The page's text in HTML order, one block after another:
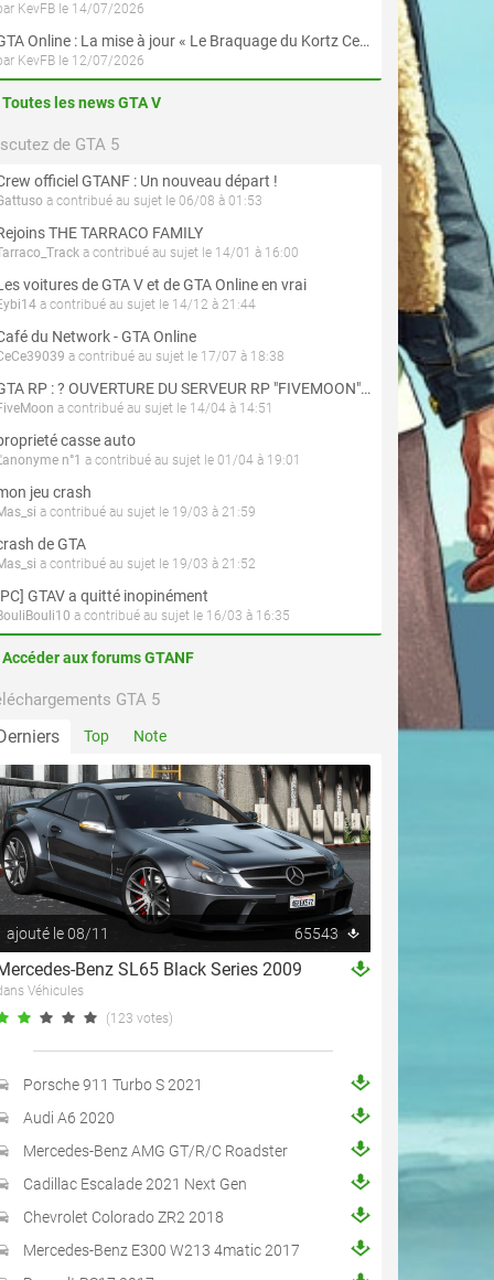
KevFB le 14/07/2026
GTA Online : La mise à jour « Le Braquage du Kortz Center » est disponible en préchargement sur PS5 et Xbox Series X|S
KevFB le 12/07/2026
Toutes les news GTA V
de GTA 5
officiel GTANF : Un nouveau départ !
a contribué au sujet le 06/08 à 01:53
THE TARRACO FAMILY
a contribué au sujet le 14/01 à 16:00
voitures de GTA V et de GTA Online en vrai
a contribué au sujet le 14/12 à 21:44
du Network - GTA Online
a contribué au sujet le 17/07 à 18:38
GTA RP : ? OUVERTURE DU SERVEUR RP "FIVEMOON"  ACCÈS LIBRE ?
a contribué au sujet le 14/04 à 14:51
casse auto
n°1 a contribué au sujet le 01/04 à 19:01
jeu crash
a contribué au sujet le 19/03 à 21:59
de GTA
a contribué au sujet le 19/03 à 21:52
GTAV a quitté inopinément
a contribué au sujet le 16/03 à 16:35
Accéder aux forums GTANF
GTA 5
Top Note
ajouté le 08/11 65543
Benz SL65 Black Series 2009
Véhicules
(123 votes)
Porsche 911 Turbo S 2021
Audi A6 2020
Mercedes-Benz AMG GT/R/C Roadster
Cadillac Escalade 2021 Next Gen
Chevrolet Colorado ZR2 2018
Mercedes-Benz E300 W213 4matic 2017